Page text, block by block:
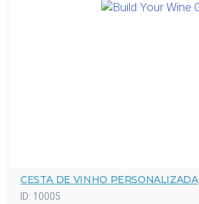
CESTA DE VINHO PERSONALIZADA
ID: 10005